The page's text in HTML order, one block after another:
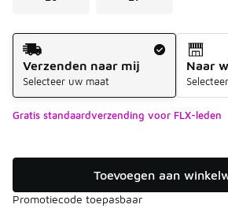
Verzendmethode
Verzenden naar mij
Selecteer uw maat
Naar
Gratis standaardverzending voor FLX-leden
Toevoegen aan
Promotiecode toepasbaar